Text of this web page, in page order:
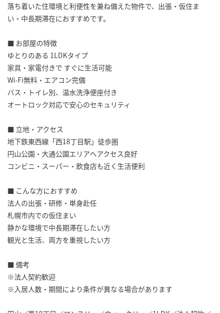
落ち着いた住環境と利便性を兼ね備えた物件で、出張・仮住ま
い・中長期滞在におすすめです。
■ お部屋の特徴
ゆとりのある 1LDKタイプ
家具・家電付きで すぐに生活可能
Wi-Fi無料・エアコン完備
バス・トイレ別、温水洗浄便座付き
オートロック対応で安心のセキュリティ
■ 立地・アクセス
地下鉄東西線「西18丁目駅」徒歩圏
円山公園・大通公園エリアへアクセス良好
コンビニ・スーパー・飲食店も近く生活便利
■ こんな方におすすめ
法人の出張・研修・単身赴任
札幌市内での仮住まい
静かな環境で中長期滞在したい方
観光と生活、両方を重視したい方
■ 備考
※法人契約歓迎
※入居人数・期間により条件が異なる場合があります